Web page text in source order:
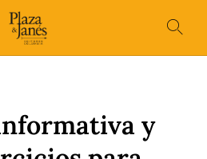
Arte Biografía
y